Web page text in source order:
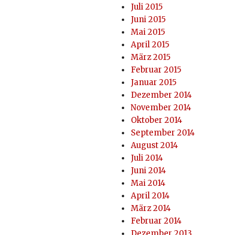
Juli 2015
Juni 2015
Mai 2015
April 2015
März 2015
Februar 2015
Januar 2015
Dezember 2014
November 2014
Oktober 2014
September 2014
August 2014
Juli 2014
Juni 2014
Mai 2014
April 2014
März 2014
Februar 2014